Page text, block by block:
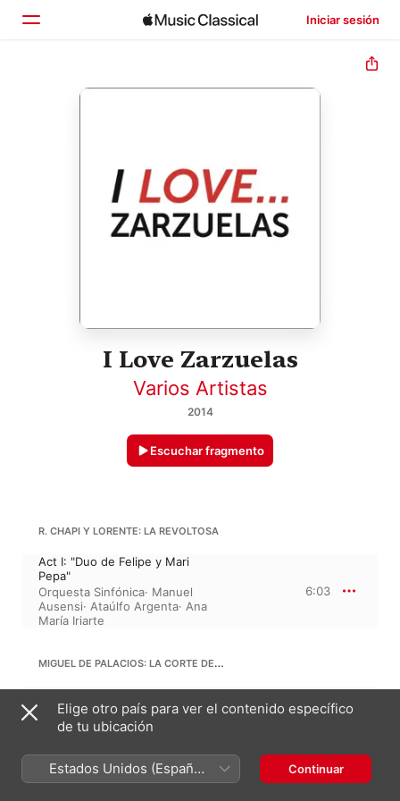
Iniciar sesión
Inicio
I Love Zarzuelas
Varios Artistas
2014
Escuchar fragmento
R. CHAPI Y LORENTE: LA REVOLTOSA
Act I: "Duo de Felipe y Mari
Pepa"
Orquesta Sinfónica· Manuel
Ausensi· Ataúlfo Argenta· Ana
María Iriarte
6:03
MIGUEL DE PALACIOS: LA CORTE DE FARAON
Act I, Scene 3: "Coro de Viudas"
Ataúlfo Argenta·Coros
Cantores de Madrid·
2:53
JOSÉ SERRANO
El Trust de los tenorios
Elige otro país para ver el contenido específico
de tu ubicación
Estados Unidos (Español
México)
Continuar